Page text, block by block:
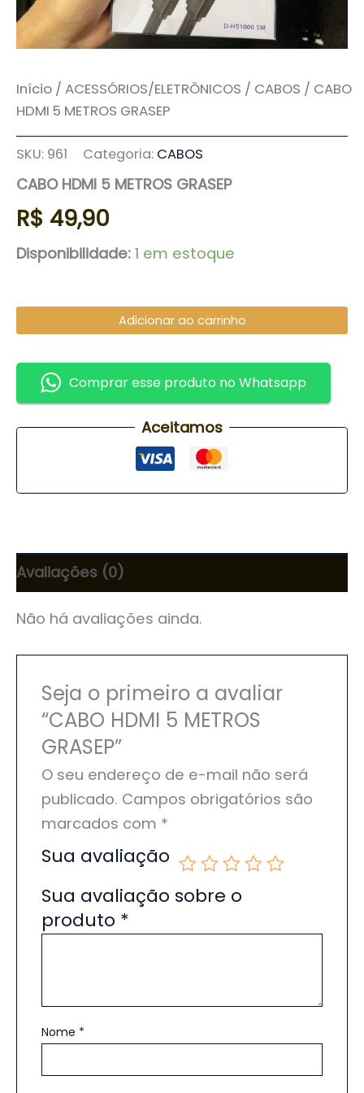
Início / ACESSÓRIOS/ELETRÔNICOS / CABOS / CABO
HDMI 5 METROS GRASEP
SKU: 961 Categoria: CABOS
CABO HDMI 5 METROS GRASEP
R$ 49,90
Disponibilidade: 1 em estoque
Adicionar ao carrinho
Comprar esse produto no Whatsapp
Aceitamos
Avaliações (0)
Não há avaliações ainda.
Seja o primeiro a avaliar
“CABO HDMI 5 METROS
GRASEP”
O seu endereço de e-mail não será
publicado. Campos obrigatórios são
marcados com *
Sua avaliação
Sua avaliação sobre o
produto *
Nome *